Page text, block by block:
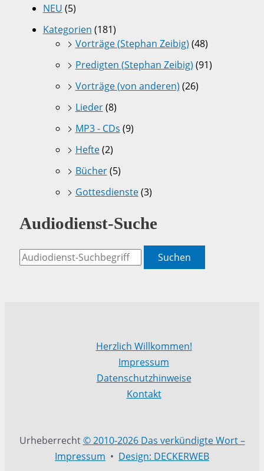
NEU (5)
Kategorien (181)
Vorträge (Stephan Zeibig) (48)
Predigten (Stephan Zeibig) (91)
Vorträge (von anderen) (26)
Lieder(8)
MP3 - CDs (9)
Hefte(2)
Bücher(5)
Gottesdienste(3)
Audiodienst-Suche
Suchen
Herzlich Willkommen!
Impressum
Datenschutzhinweise
Kontakt
Urheberrecht© 2010-2026 Das verkündigte Wort –
Impressum • Design: DECKERWEB